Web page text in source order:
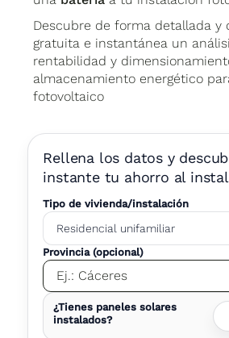
Descubre de forma detallada y
gratuita e instantánea un
rentabilidad y
almacenamiento energético
fotovoltaico
Rellena los datos y
instante tu ahorro al
Tipo de vivienda/instalación
Provincia (opcional)
¿Tienes paneles solares
instalados?